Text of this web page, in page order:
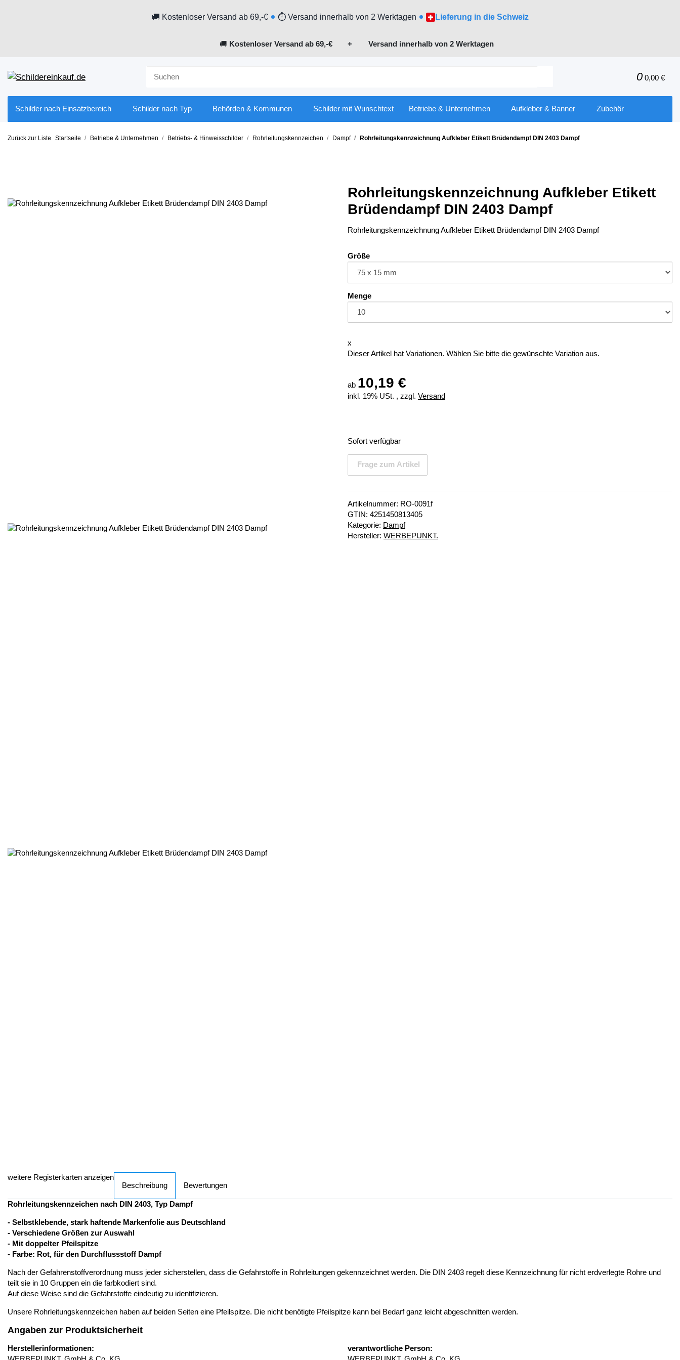
🚚 Kostenloser Versand ab 69,-€ ⏱ Versand innerhalb von 2 Werktagen Lieferung in die Schweiz
🚚 Kostenloser Versand ab 69,-€ + Versand innerhalb von 2 Werktagen
0 0,00 €
Schilder nach Einsatzbereich Schilder nach Typ Behörden & Kommunen Schilder mit Wunschtext Betriebe & Unternehmen Aufkleber & Banner Zubehör
Zurück zur Liste Startseite Betriebe & Unternehmen Betriebs- & Hinweisschilder Rohrleitungskennzeichen Dampf Rohrleitungskennzeichnung Aufkleber Etikett Brüdendampf DIN 2403 Dampf
Rohrleitungskennzeichnung Aufkleber Etikett
Brüdendampf DIN 2403 Dampf
Rohrleitungskennzeichnung Aufkleber Etikett Brüdendampf DIN 2403 Dampf
Größe
Menge
x
Dieser Artikel hat Variationen. Wählen Sie bitte die gewünschte Variation aus.
ab 10,19 €
inkl. 19% USt. , zzgl. Versand
Sofort verfügbar
Frage zum Artikel
Artikelnummer: RO-0091f
GTIN: 4251450813405
Kategorie: Dampf
Hersteller: WERBEPUNKT.
weitere Registerkarten anzeigen
Beschreibung
Bewertungen
Rohrleitungskennzeichen nach DIN 2403, Typ Dampf
- Selbstklebende, stark haftende Markenfolie aus Deutschland
- Verschiedene Größen zur Auswahl
- Mit doppelter Pfeilspitze
- Farbe: Rot, für den Durchflussstoff Dampf
Nach der Gefahrenstoffverordnung muss jeder sicherstellen, dass die Gefahrstoffe in Rohrleitungen gekennzeichnet werden. Die DIN 2403 regelt diese Kennzeichnung für nicht erdverlegte Rohre und
teilt sie in 10 Gruppen ein die farbkodiert sind.
Auf diese Weise sind die Gefahrstoffe eindeutig zu identifizieren.
Unsere Rohrleitungskennzeichen haben auf beiden Seiten eine Pfeilspitze. Die nicht benötigte Pfeilspitze kann bei Bedarf ganz leicht abgeschnitten werden.
Angaben zur Produktsicherheit
Herstellerinformationen:
verantwortliche Person: